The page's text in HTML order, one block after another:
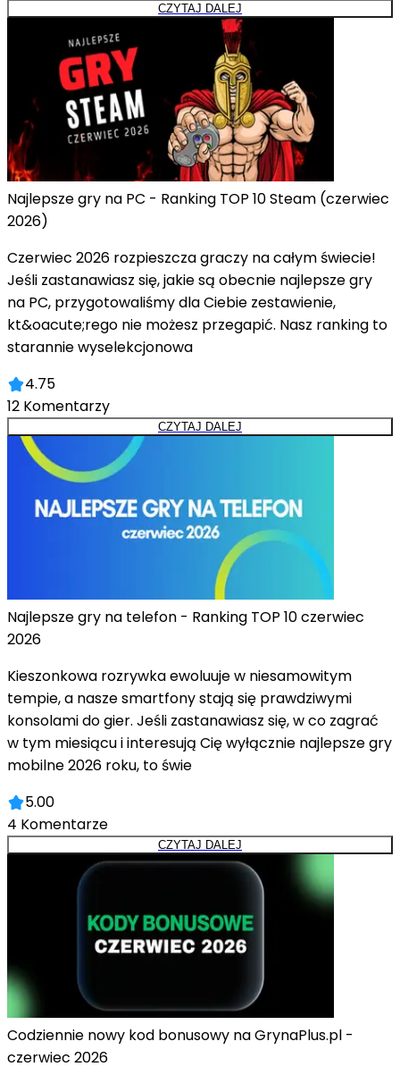
CZYTAJ DALEJ
Najlepsze gry na PC - Ranking TOP 10 Steam (czerwiec
2026)
Czerwiec 2026 rozpieszcza graczy na całym świecie!
Jeśli zastanawiasz się, jakie są obecnie najlepsze gry
na PC, przygotowaliśmy dla Ciebie zestawienie,
kt&oacute;rego nie możesz przegapić. Nasz ranking to
starannie wyselekcjonowa
4.75
12 Komentarzy
CZYTAJ DALEJ
Najlepsze gry na telefon - Ranking TOP 10 czerwiec
2026
Kieszonkowa rozrywka ewoluuje w niesamowitym
tempie, a nasze smartfony stają się prawdziwymi
konsolami do gier. Jeśli zastanawiasz się, w co zagrać
w tym miesiącu i interesują Cię wyłącznie najlepsze gry
mobilne 2026 roku, to świe
5.00
4 Komentarze
CZYTAJ DALEJ
Codziennie nowy kod bonusowy na GrynaPlus.pl -
czerwiec 2026